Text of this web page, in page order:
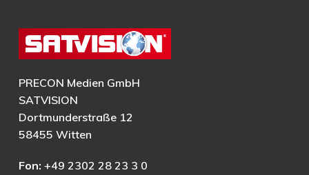
PRECON Medien GmbH
SATVISION
Dortmunderstraße 12
58455 Witten
Fon: +49 2302 28 23 3 0